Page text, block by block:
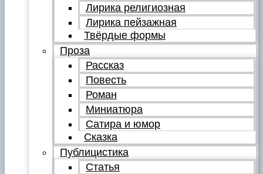
Лирика религиозная
Лирика пейзажная
Твёрдые формы
Проза
Рассказ
Повесть
Роман
Миниатюра
Сатира и юмор
Сказка
Публицистика
Статья